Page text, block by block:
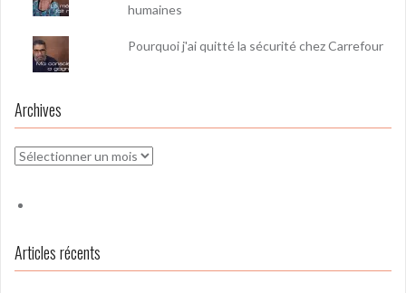
humaines
Pourquoi j'ai quitté la sécurité chez Carrefour
Archives
Archives
Articles récents